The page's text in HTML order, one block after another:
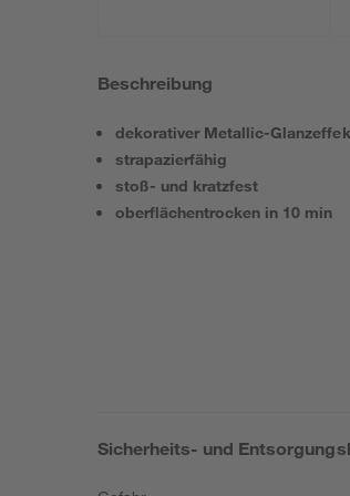
Beschreibung
dekorativer Metallic-
strapazierfähig
stoß- und kratzfest
oberflächentrocken in 10 min
Sicherheits- und